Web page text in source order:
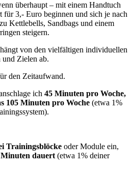
überhaupt – mit einem Handtuch
für 3,- Euro beginnen und sich je nach
Kettlebells, Sandbags und einem
steigern.
von den vielfältigen individuellen
und Zielen ab.
den Zeitaufwand.
ich 45 Minuten pro Woche,
105 Minuten pro Woche (etwa 1%
Trainingsblöcke oder Module ein,
dauert (etwa 1% deiner